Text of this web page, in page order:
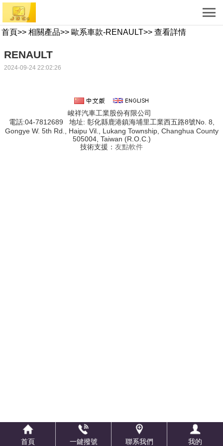
首頁>> 相關產品>> 歐系車款-RENAULT>> 查看詳情
RENAULT
2024-09-24 22:02:26
峻祥汽車工業股份有限公司
電話:04-7812689 地址: 彰化縣鹿港鎮海埔里工業西五路8號No. 8,
Gongye W. 5th Rd., Haipu Vil., Lukang Township, Changhua County
505004, Taiwan (R.O.C.)
技術支援： 友點軟件
首頁 一鍵撥號 聯系我們 我的